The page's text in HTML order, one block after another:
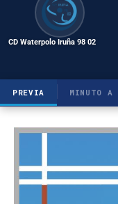
CD Waterpolo Iruña 98 02
PREVIA MINUTO A